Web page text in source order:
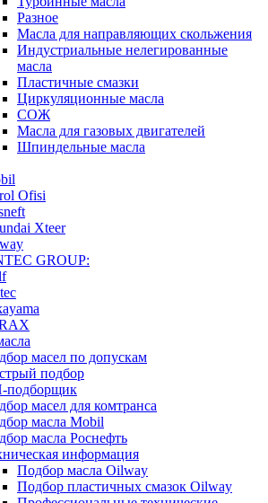
Разное
Масла для направляющих скольжения
Индустриальные нелегированные
масла
Пластичные смазки
Циркуляционные масла
СОЖ
Масла для газовых двигателей
Шпиндельные масла
Ofisi
Xteer
GROUP:
масел по допускам
подбор
масел для комтранса
масла Mobil
масла Роснефть
информация
Подбор масла Oilway
Подбор пластичных смазок Oilway